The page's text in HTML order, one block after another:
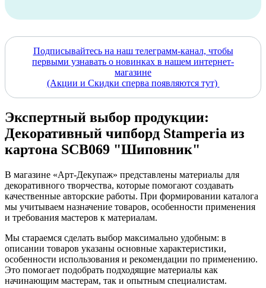
Подписывайтесь на наш телеграмм-канал, чтобы
первыми узнавать о новинках в нашем интернет-
магазине
(Акции и Скидки сперва появляются тут)
Экспертный выбор продукции:
Декоративный чипборд Stamperia из
картона SCB069 "Шиповник"
В магазине «Арт-Декупаж» представлены материалы для
декоративного творчества, которые помогают создавать
качественные авторские работы. При формировании каталога
мы учитываем назначение товаров, особенности применения
и требования мастеров к материалам.
Мы стараемся сделать выбор максимально удобным: в
описании товаров указаны основные характеристики,
особенности использования и рекомендации по применению.
Это помогает подобрать подходящие материалы как
начинающим мастерам, так и опытным специалистам.